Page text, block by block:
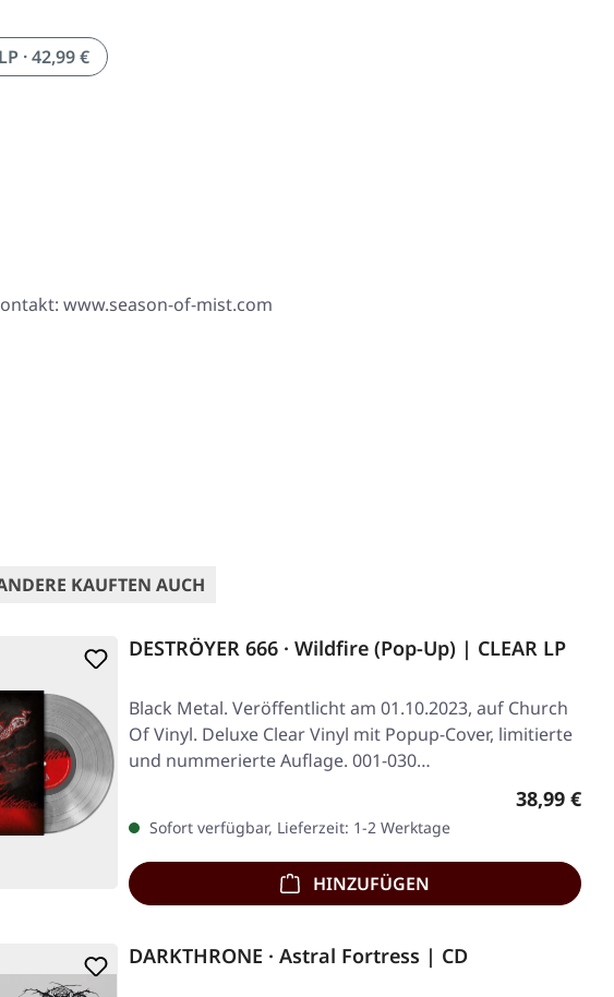
· 42,99 €
www.season-of-mist.com
KAUFTEN AUCH
DESTRÖYER 666 · Wildfire (Pop-Up) | CLEAR LP
Black Metal. Veröffentlicht am 01.10.2023, auf Church
Of Vinyl. Deluxe Clear Vinyl mit Popup-Cover, limitierte
und nummerierte Auflage. 001-030…
Regulärer
38,99 €
Sofort verfügbar, Lieferzeit: 1-2 Werktage
HINZUFÜGEN
DARKTHRONE · Astral Fortress | CD